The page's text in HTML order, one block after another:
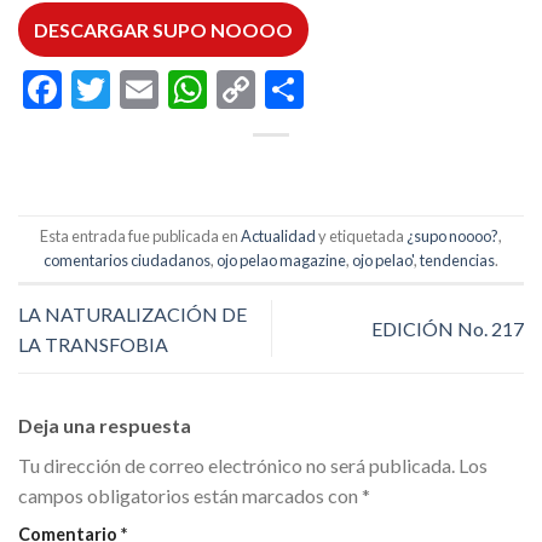
DESCARGAR SUPO NOOOO
Facebook
Twitter
EmailWhatsApp
Copy
Link
Esta entrada fue publicada enActualidady etiquetada ¿supo noooo?,
comentarios ciudadanos,ojo pelao magazine,ojo pelao',tendencias.
LA NATURALIZACIÓN DE
LA TRANSFOBIA
EDICIÓN No. 217
Deja una respuesta
Tu dirección de correo electrónico no será publicada. Los
campos obligatorios están marcados con *
Comentario *